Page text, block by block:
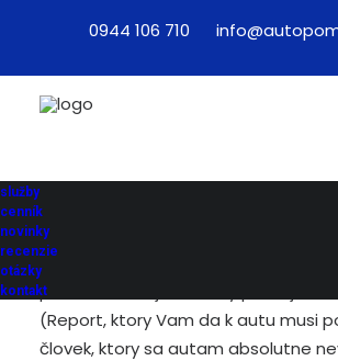
0944 106 710
služby
cenník
novinky
recenzie
otázky
kontakt
som na jeho odporučanie
prístup k prevereniu bol vysoko
Zdenko je ľudsky a ochotný človek,
zodpovedať aj milion vašich
prácu chvalil aj samotny predajca
(Report, ktory Vam da k autu musi
človek, ktory sa autam absolutne